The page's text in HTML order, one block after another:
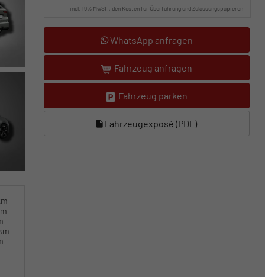
incl. 19% MwSt., den Kosten für Überführung und Zulassungspapieren
WhatsApp anfragen
Fahrzeug anfragen
Fahrzeug parken
Fahrzeugexposé (PDF)